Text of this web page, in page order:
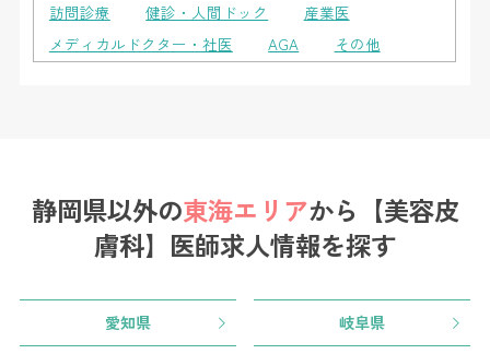
訪問診療
健診・人間ドック
産業医
メディカルドクター・社医
AGA その他
静岡県以外の東海エリアから 【美容皮
膚科】医師求人情報を探す
愛知県 岐阜県